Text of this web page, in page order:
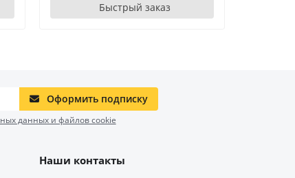
Быстрый заказ
Оформить подписку
данных и файлов cookie
Наши контакты